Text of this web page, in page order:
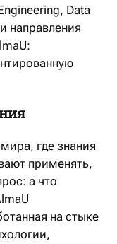
Data
направления
где знания
применять,
а что
на стыке